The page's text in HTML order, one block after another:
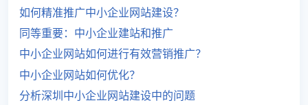
如何精准推广中小企业网站建设？
同等重要：中小企业建站和推广
中小企业网站如何进行有效营销推广？
中小企业网站如何优化？
分析深圳中小企业网站建设中的问题